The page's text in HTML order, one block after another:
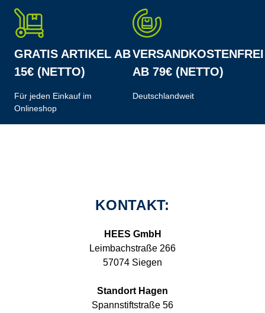
GRATIS ARTIKEL AB
15€ (NETTO)
Für jeden Einkauf im
Onlineshop
VERSANDKOSTENFREI
AB 79€ (NETTO)
Deutschlandweit
KONTAKT:
HEES GmbH
Leimbachstraße 266
57074 Siegen
Standort Hagen
Spannstiftstraße 56